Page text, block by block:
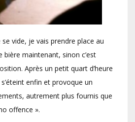
vide, je vais prendre place au
bière maintenant, sinon c’est
Après un petit quart d’heure
enfin et provoque un
autrement plus fournis que
offence ».